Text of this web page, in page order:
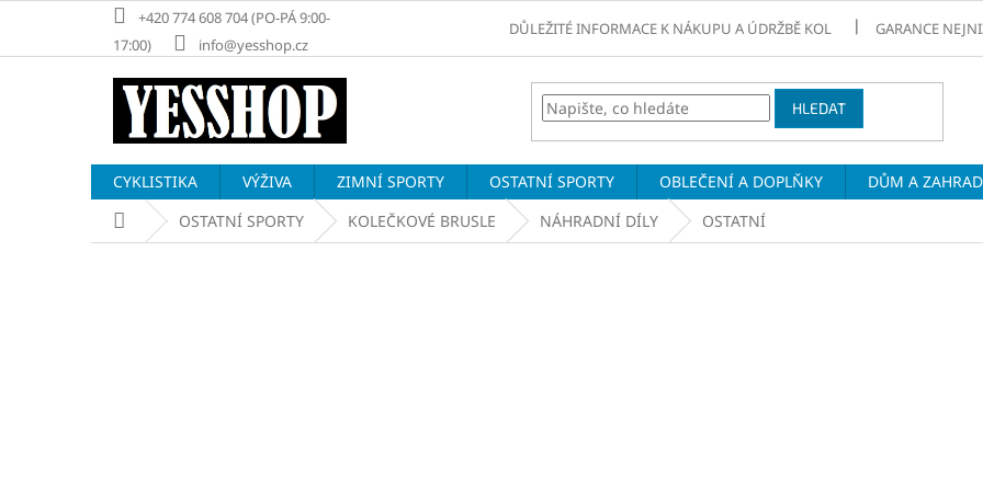
obsah
+420 774 608 704 (PO-PÁ 9:00-
17:00)
info@yesshop.cz
DŮLEŽITÉ INFORMACE K NÁKUPU A ÚDRŽBĚ KOL GARANCE
HLEDAT
CYKLISTIKA VÝŽIVA ZIMNÍ SPORTY OSTATNÍ SPORTY OBLEČENÍ A DOPLŇKY DŮM A
Domů OSTATNÍ SPORTY KOLEČKOVÉ BRUSLE NÁHRADNÍ DÍLY OSTATNÍ